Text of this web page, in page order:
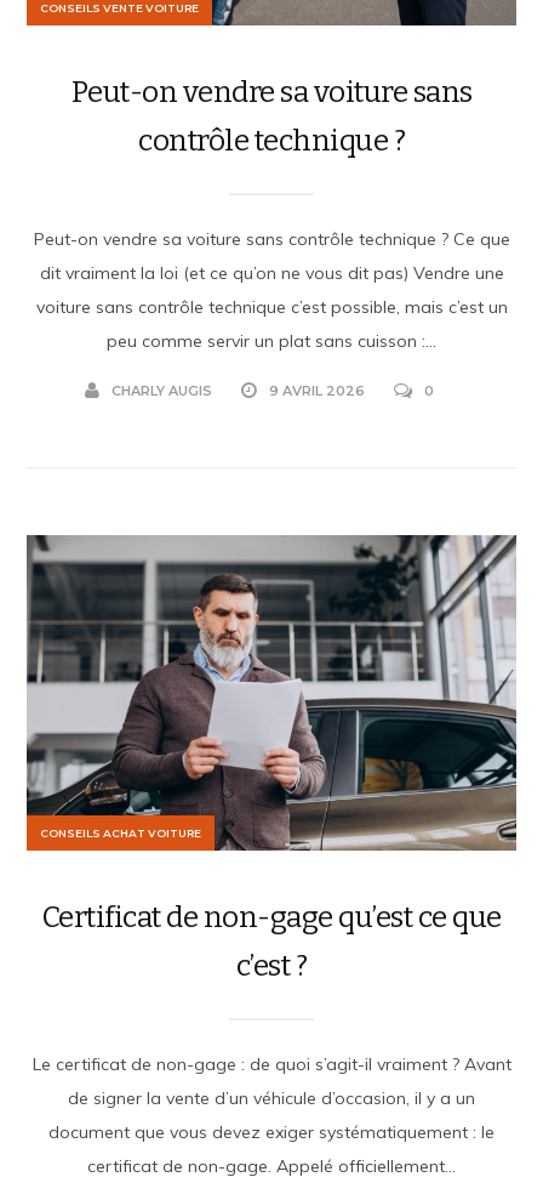
CONSEILS VENTE VOITURE
Peut-on vendre sa voiture sans
contrôle technique ?
Peut-on vendre sa voiture sans contrôle technique ? Ce que
dit vraiment la loi (et ce qu’on ne vous dit pas) Vendre une
voiture sans contrôle technique c’est possible, mais c’est un
peu comme servir un plat sans cuisson :...
CHARLY AUGIS 9 AVRIL 2026 0
CONSEILS ACHAT VOITURE
Certificat de non-gage qu’est ce que
c’est ?
Le certificat de non-gage : de quoi s’agit-il vraiment ? Avant
de signer la vente d’un véhicule d’occasion, il y a un
document que vous devez exiger systématiquement : le
certificat de non-gage. Appelé officiellement...